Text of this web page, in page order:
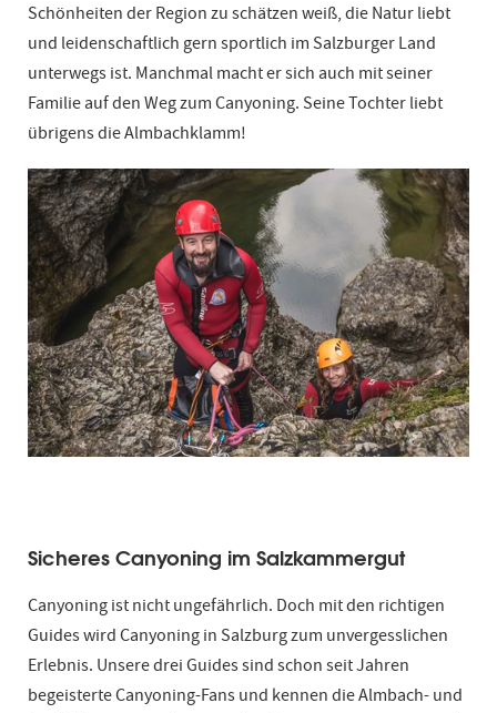
Schönheiten der Region zu schätzen weiß, die Natur liebt
und leidenschaftlich gern sportlich im Salzburger Land
unterwegs ist. Manchmal macht er sich auch mit seiner
Familie auf den Weg zum Canyoning. Seine Tochter liebt
übrigens die Almbachklamm!
Sicheres Canyoning im Salzkammergut
Canyoning ist nicht ungefährlich. Doch mit den richtigen
Guides wird Canyoning in Salzburg zum unvergesslichen
Erlebnis. Unsere drei Guides sind schon seit Jahren
begeisterte Canyoning-Fans und kennen die Almbach- und